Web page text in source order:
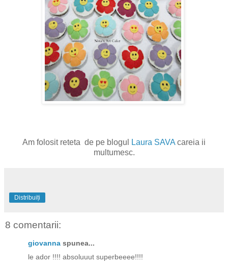
Am folosit reteta de pe blogul Laura SAVA careia ii
multumesc.
Distribuiți
8 comentarii:
giovanna spunea...
le ador !!!! absoluuut superbeeee!!!!